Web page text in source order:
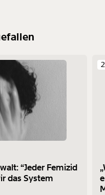
“Jeder Femizid
das System